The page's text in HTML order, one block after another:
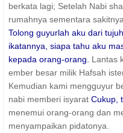
berkata lagi; Setelah Nabi
rumahnya sementara
Tolong guyurlah aku dari
ikatannya, siapa tahu aku
kepada orang-orang.
Lantas
ember besar milik Hafsah
Kemudian kami mengguyur
nabi memberi isyarat Cukup,
menemui orang-orang dan
menyampaikan pidatonya.